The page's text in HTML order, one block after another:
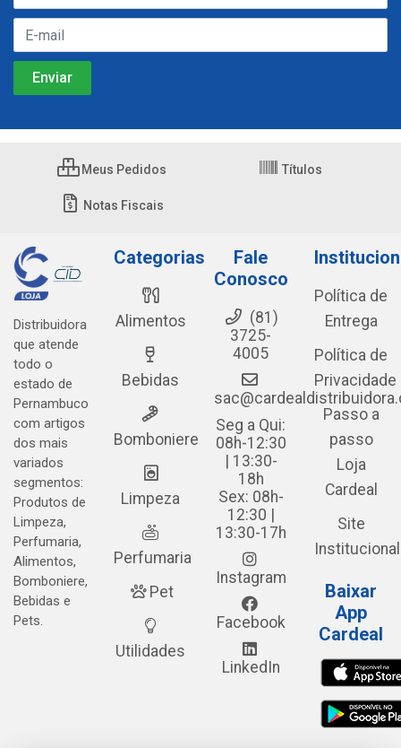
Meus Pedidos Títulos
Notas Fiscais
Distribuidora
que atende
todo o
estado de
Pernambuco
com artigos
dos mais
variados
segmentos:
Produtos de
Limpeza,
Perfumaria,
Alimentos,
Bomboniere,
Bebidas e
Pets.
Categorias
Alimentos
Bebidas
Bomboniere
Limpeza
Perfumaria
Pet
Utilidades
Fale
Conosco
(81)
3725-
4005
Seg a Qui:
08h-12:30
| 13:30-
18h
Sex: 08h-
12:30 |
13:30-17h
Instagram
Facebook
LinkedIn
Política de
Entrega
Política de
Privacidade
Passo a
passo
Loja
Cardeal
Site
Institucional
Baixar
App
Cardeal